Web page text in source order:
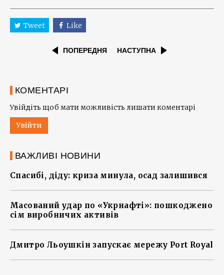
Tweet Like
ПОПЕРЕДНЯ НАСТУПНА
КОМЕНТАРІ
Увійдіть щоб мати можливість лишати коментарі
Увійти
ВАЖЛИВІ НОВИНИ
Спасибі, діду: криза минула, осад залишився
Масований удар по «Укрнафті»: пошкоджено
сім виробничих активів
Дмитро Льоушкін запускає мережу Port Royal